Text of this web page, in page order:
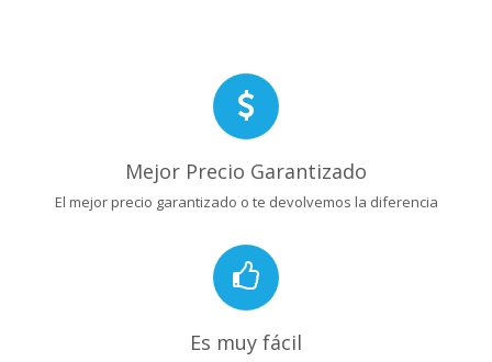
Mejor Precio Garantizado
El mejor precio garantizado o te devolvemos la diferencia
Es muy fácil